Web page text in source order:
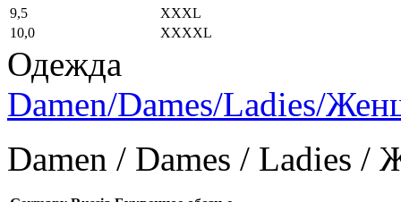
9,5
XXXL
10,0
XXXXL
Одежда
Damen/Dames/Ladies/
Damen / Dames / Ladies